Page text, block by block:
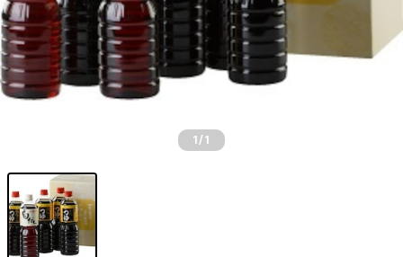
1 /1